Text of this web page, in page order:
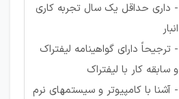
- داری حداقل یک سال تجربه کاری
انبار
- ترجیحاً دارای گواهینامه لیفتراک
و سابقه کار با لیفتراک
- آشنا با کامپیوتر و سیستمهای نرم